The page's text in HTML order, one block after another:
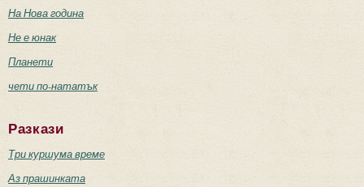
На Нова година
Не е юнак
Планети
чети по-нататък
Разкази
Три куршума време
Аз прашинката